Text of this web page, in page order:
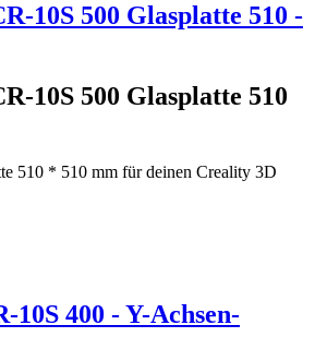
10S 500 Glasplatte 510 -
10S 500 Glasplatte 510
510 * 510 mm für deinen Creality 3D
10S 400 - Y-Achsen-